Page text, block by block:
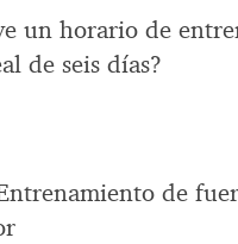
un horario de
de seis días?
de